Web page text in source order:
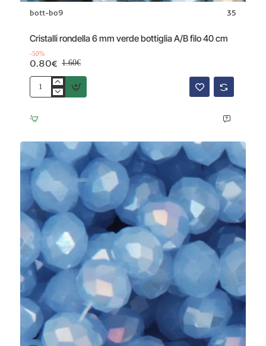
Offerta -50%
bott-bo9 35
Cristalli rondella 6 mm verde bottiglia A/B filo 40 cm
-50%
0.80€ 1.60€
Cristalli
6
mm
bottiglia
A/B
filo
40